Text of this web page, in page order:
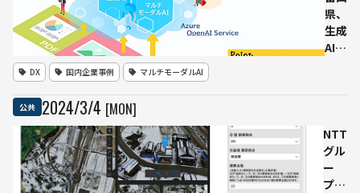
の包
括的
規制
へ。2
適用
の見
込み
県、
生成
AIと
によ
る職
員の
働き
DX 国内企業事例 マルチモーダルAI
公共 2024/3/4 [MON]
NTT
グル
ー
プ・